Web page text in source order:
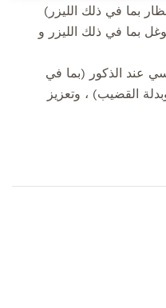
بما في ذلك الليزر)
بما في ذلك الليزر و
عند الذكور (بما في
القضيب) ، وتعزيز